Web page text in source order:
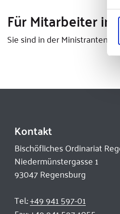
Für Mitarbeiter
Sie sind in der
Kontakt
Bischöfliches Ordinariat
Niedermünstergasse 1
93047 Regensburg
Tel.:+49 941 597-01